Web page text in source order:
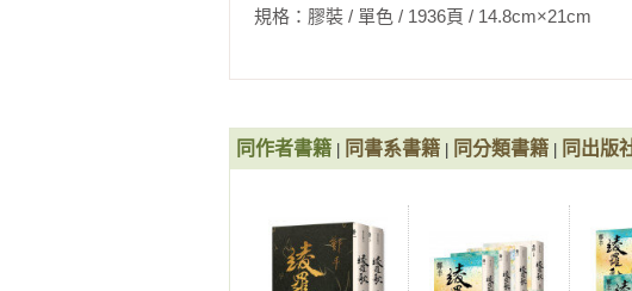
異石傳．卷四》《神偷天下．卷一》《神偷天
規格：膠裝 / 單色 / 1936頁 /
同作者書籍 同書系書籍 同分類書籍 同出版